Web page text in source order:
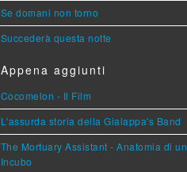
Se domani non torno
Succederà questa notte
Appena aggiunti
Cocomelon - Il Film
L'assurda storia della Gialappa's Band
The Mortuary Assistant - Anatomia di un
Incubo